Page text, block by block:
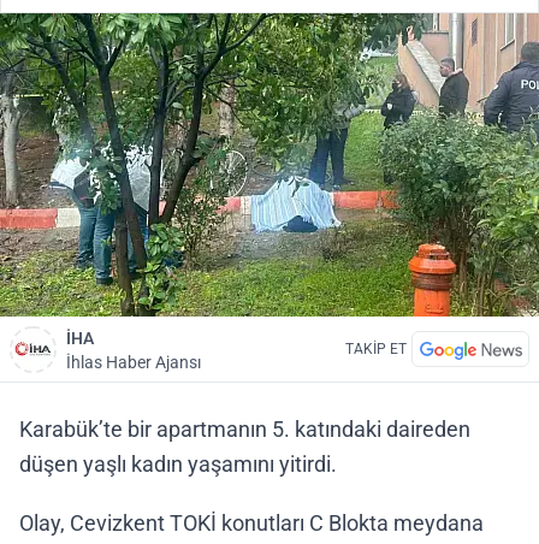
İHA
İhlas Haber Ajansı
TAKİP ET
Karabük’te bir apartmanın 5. katındaki daireden
düşen yaşlı kadın yaşamını yitirdi.
Olay, Cevizkent TOKİ konutları C Blokta meydana